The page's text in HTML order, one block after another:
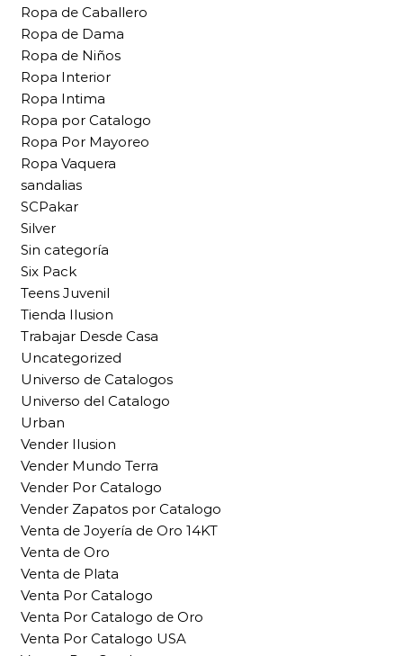
Ropa de Caballero
Ropa de Dama
Ropa de Niños
Ropa Interior
Ropa Intima
Ropa por Catalogo
Ropa Por Mayoreo
Ropa Vaquera
sandalias
SCPakar
Silver
Sin categoría
Six Pack
Teens Juvenil
Tienda Ilusion
Trabajar Desde Casa
Uncategorized
Universo de Catalogos
Universo del Catalogo
Urban
Vender Ilusion
Vender Mundo Terra
Vender Por Catalogo
Vender Zapatos por Catalogo
Venta de Joyería de Oro 14KT
Venta de Oro
Venta de Plata
Venta Por Catalogo
Venta Por Catalogo de Oro
Venta Por Catalogo USA